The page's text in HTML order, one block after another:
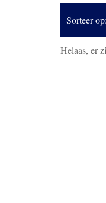
Sorteer op:
Helaas, er